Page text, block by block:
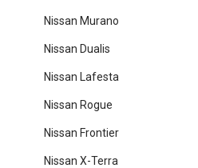
Nissan Murano
Nissan Dualis
Nissan Lafesta
Nissan Rogue
Nissan Frontier
Nissan X-Terra